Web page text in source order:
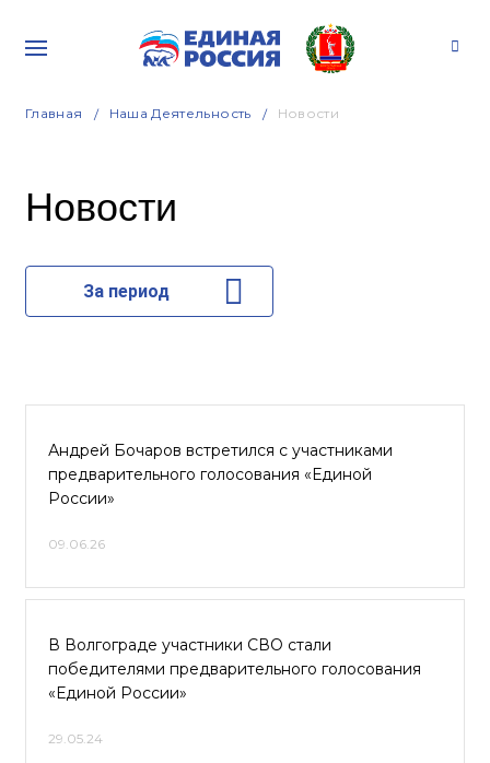
Главная Наша Деятельность Новости
Новости
За период
Андрей Бочаров встретился с участниками
предварительного голосования «Единой
России»
09.06.26
В Волгограде участники СВО стали
победителями предварительного голосования
«Единой России»
29.05.24